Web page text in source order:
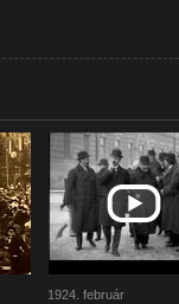
1924. február